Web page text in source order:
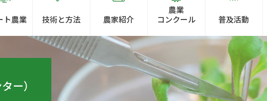
ト農業 技術と方法 農家紹介
農業
コンクール
普及活動
ー）